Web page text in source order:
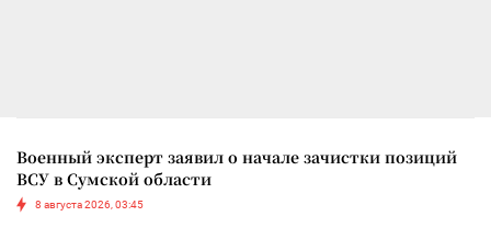
Военный эксперт заявил о начале зачистки позиций
ВСУ в Сумской области
8 августа 2026, 03:45